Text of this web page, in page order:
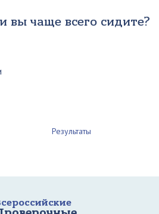
вы чаще всего сидите?
Результаты